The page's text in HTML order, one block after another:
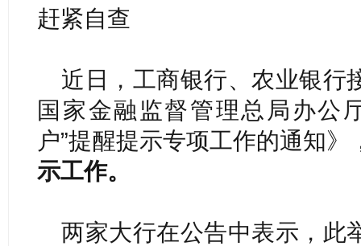
赶紧自查
近日，工商银行、农业银行
国家金融监督管理总局办公
户”提醒提示专项工作的通知》
示工作。
两家大行在公告中表示，此